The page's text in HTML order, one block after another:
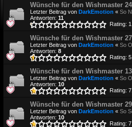
Wünsche für den Wishmaster
Letzter Beitrag von DarkEmotion « So
Antworten: 11
Rating:
Wünsche für den Wishmaster
Letzter Beitrag von DarkEmotion « So
Antworten: 8
Rating:
Wünsche für den Wishmaster
Letzter Beitrag von DarkEmotion « So
Antworten: 10
Rating:
Wünsche für den Wishmaster
Letzter Beitrag von DarkEmotion « So
Antworten: 10
Rating: